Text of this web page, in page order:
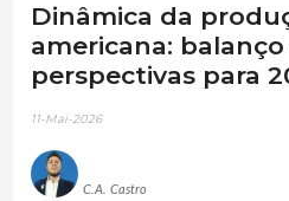
Dinâmica da
americana: balanço
perspectivas para
11-Mai-2026
C.A. Castro